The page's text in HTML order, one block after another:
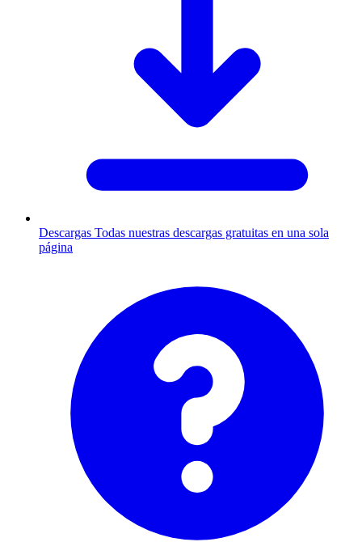
Descargas Todas nuestras descargas gratuitas en una sola
página